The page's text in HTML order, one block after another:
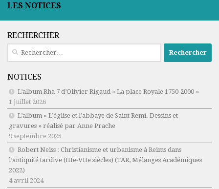
LES NOTICES
RECHERCHER
Rechercher :
NOTICES
L’album Rha 7 d’Olivier Rigaud « La place Royale 1750-2000 »
1 juillet 2026
L’album « L’église et l’abbaye de Saint Remi. Dessins et
gravures » réalisé par Anne Prache
9 septembre 2025
Robert Neiss : Christianisme et urbanisme à Reims dans
l’antiquité tardive (IIIe-VIIe siècles) (TAR, Mélanges Académiques
2022)
4 avril 2024